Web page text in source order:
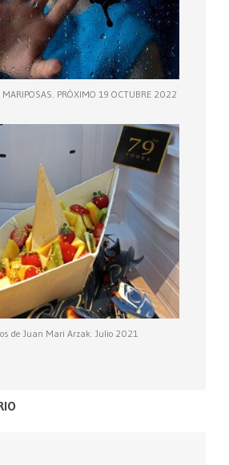
MARIPOSAS. PRÓXIMO 19 OCTUBRE 2022
de Juan Mari Arzak. Julio 2021